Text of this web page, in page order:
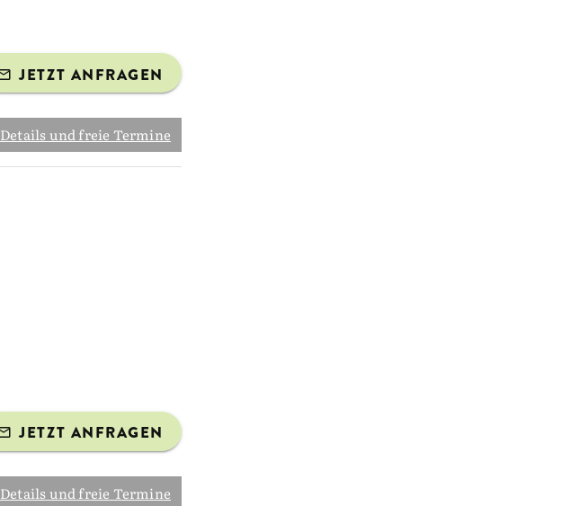
JETZT ANFRAGEN
Details und freie Termine
JETZT ANFRAGEN
Details und freie Termine